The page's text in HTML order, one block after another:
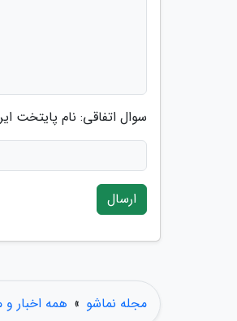
سوال اتفاقی: نام پایتخت
ارسال
مجله نماشو » همه اخبار و